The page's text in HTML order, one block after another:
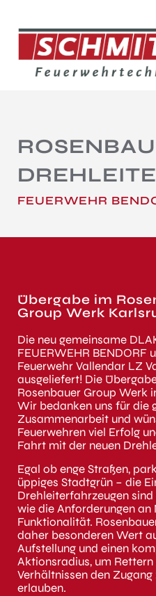
FEUERWEHR
Übergabe im
Group Werk
Die neu gemeinsame
FEUERWEHR BENDORF
Feuerwehr Vallendar LZ
ausgeliefert! Die
Rosenbauer Group Werk
Wir bedanken uns für die
Zusammenarbeit und
Feuerwehren viel Erfolg
Fahrt mit der neuen
Egal ob enge Straßen,
üppiges Stadtgrün – die
Drehleiterfahrzeugen
wie die Anforderungen an
Funktionalität.
daher besonderen Wert
Aufstellung und einen
Aktionsradius, um
Verhältnissen den
erlauben.